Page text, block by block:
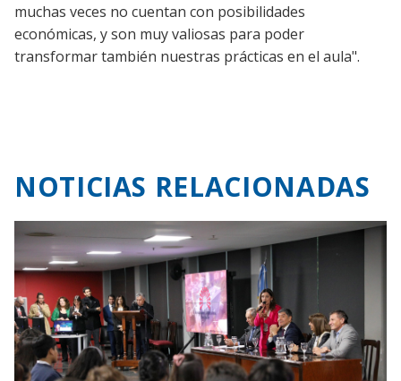
muchas veces no cuentan con posibilidades
económicas, y son muy valiosas para poder
transformar también nuestras prácticas en el aula".
NOTICIAS RELACIONADAS